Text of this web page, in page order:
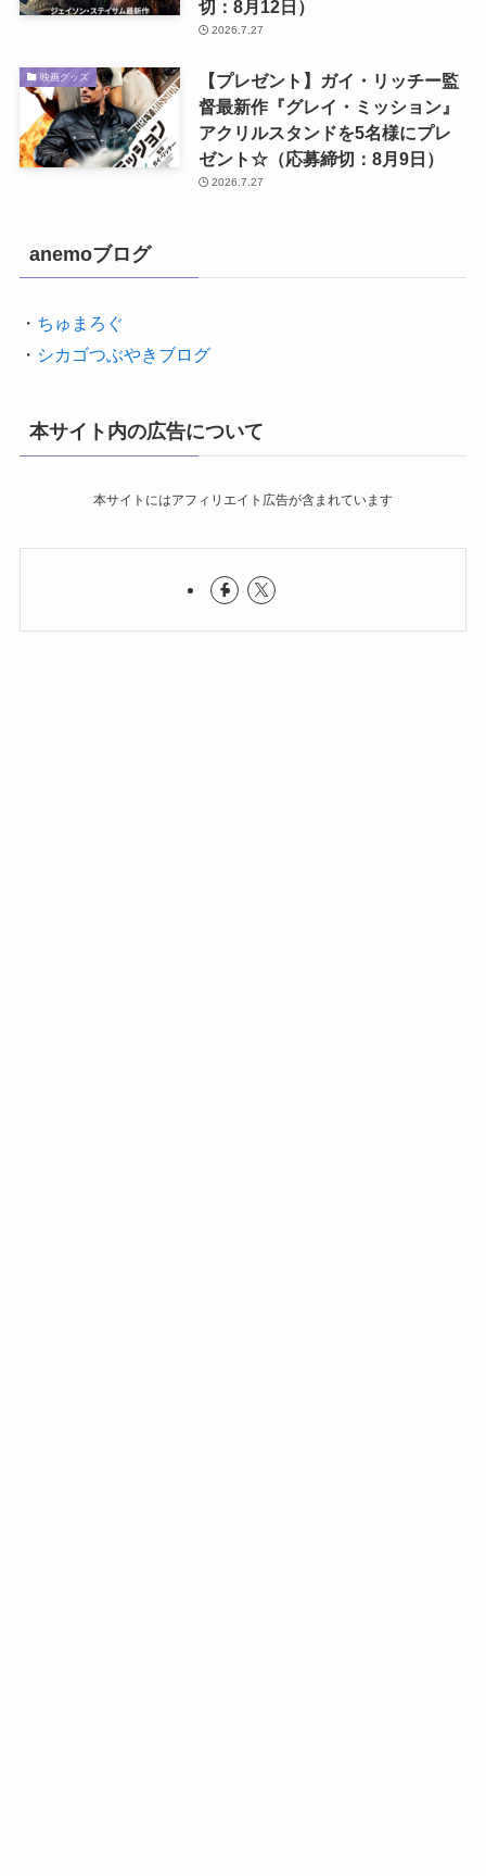
切：8月12日）
2026.7.27
映画グッズ
【プレゼント】ガイ・リッチー監
督最新作『グレイ・ミッション』
アクリルスタンドを5名様にプレ
ゼント☆（応募締切：8月9日）
2026.7.27
anemoブログ
・ ちゅまろぐ
・ シカゴつぶやきブログ
本サイト内の広告について
本サイトにはアフィリエイト広告が含まれています